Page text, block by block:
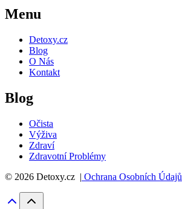
Menu
Detoxy.cz
Blog
O Nás
Kontakt
Blog
Očista
Výživa
Zdraví
Zdravotní Problémy
© 2026 Detoxy.cz | Ochrana Osobních Údajů